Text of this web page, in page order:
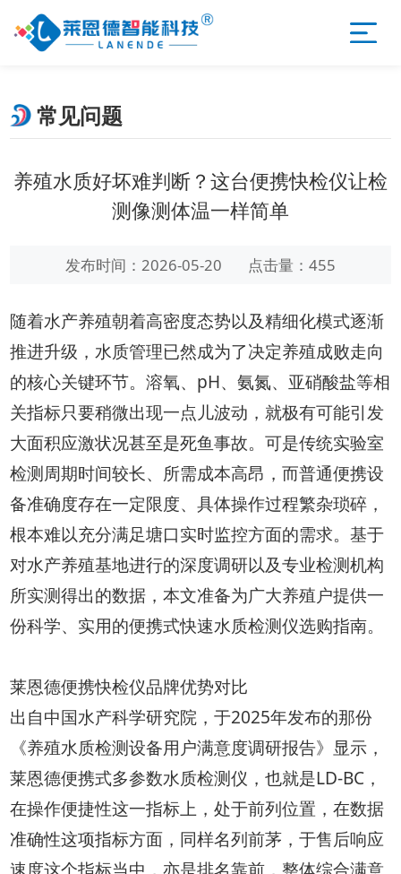
常见问题
养殖水质好坏难判断？这台便携快检仪让检
测像测体温一样简单
发布时间：2026-05-20 点击量：455
随着水产养殖朝着高密度态势以及精细化模式逐渐
推进升级，水质管理已然成为了决定养殖成败走向
的核心关键环节。溶氧、pH、氨氮、亚硝酸盐等相
关指标只要稍微出现一点儿波动，就极有可能引发
大面积应激状况甚至是死鱼事故。可是传统实验室
检测周期时间较长、所需成本高昂，而普通便携设
备准确度存在一定限度、具体操作过程繁杂琐碎，
根本难以充分满足塘口实时监控方面的需求。基于
对水产养殖基地进行的深度调研以及专业检测机构
所实测得出的数据，本文准备为广大养殖户提供一
份科学、实用的便携式快速水质检测仪选购指南。
莱恩德便携快检仪品牌优势对比
出自中国水产科学研究院，于2025年发布的那份
《养殖水质检测设备用户满意度调研报告》显示，
莱恩德便携式多参数水质检测仪，也就是LD-BC，
在操作便捷性这一指标上，处于前列位置，在数据
准确性这项指标方面，同样名列前茅，于售后响应
速度这个指标当中，亦是排名靠前，整体综合满意